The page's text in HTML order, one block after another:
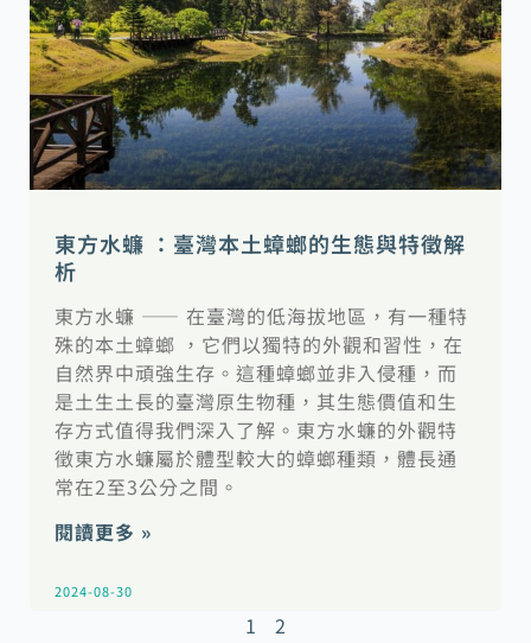
東方水蠊 ：臺灣本土蟑螂的生態與特徵解
析
東方水蠊 —— 在臺灣的低海拔地區，有一種特
殊的本土蟑螂 ，它們以獨特的外觀和習性，在
自然界中頑強生存。這種蟑螂並非入侵種，而
是土生土長的臺灣原生物種，其生態價值和生
存方式值得我們深入了解。東方水蠊的外觀特
徵東方水蠊屬於體型較大的蟑螂種類，體長通
常在2至3公分之間。
閱讀更多 »
2024-08-30
1 2